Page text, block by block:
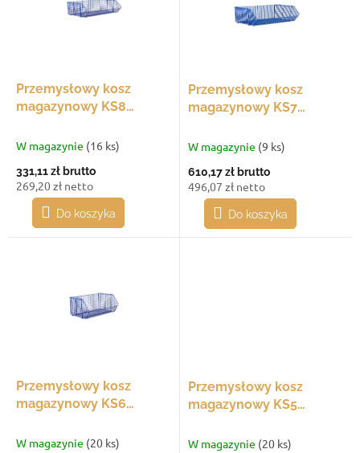
w
w
Przemysłowy kosz
magazynowy KS8
sztaplowalny
W magazynie (16 ks)
331,11 zł brutto
269,20 zł netto
Do koszyka
Przemysłowy kosz
magazynowy KS7
sztaplowalny
W magazynie (9 ks)
610,17 zł brutto
496,07 zł netto
Do koszyka
Przemysłowy kosz
magazynowy KS6
sztaplowalny
W magazynie (20 ks)
Przemysłowy kosz
magazynowy KS5
sztaplowalny
W magazynie (20 ks)